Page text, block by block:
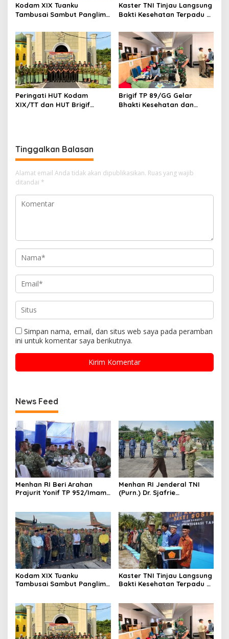
Kodam XIX Tuanku
Tambusai Sambut Panglima
Kesiapan Latihan
Terintegrasi TNI 2026
Kaster TNI Tinjau Langsung
Bakti Kesehatan Terpadu di
Tambusai Perkuat Sinergi
untuk Masyarakat
Peringati HUT Kodam
XIX/TT dan HUT Brigif
Brigif TP 89/GG Gelar
Bhakti Kesehatan dan
Tinggalkan Balasan
Alamat email Anda tidak akan dipublikasikan. Ruas yang wajib
ditandai *
Simpan nama, email, dan situs web saya pada peramban
ini untuk komentar saya berikutnya.
News Feed
Menhan RI Beri Arahan
Prajurit Yonif TP 952/Imam
Penguatan Satuan
Menhan RI Jenderal TNI
(Purn.) Dr. Sjafrie
Tuanku Tambusai Kawal
Kunjungan ke Dua Yonif
Teritorial Pembangunan
Kodam XIX Tuanku
Tambusai Sambut Panglima
Terintegrasi TNI 2026
Kaster TNI Tinjau Langsung
Bakti Kesehatan Terpadu di
untuk Masyarakat